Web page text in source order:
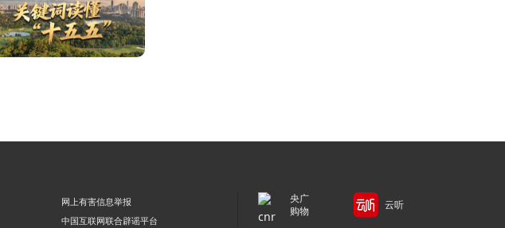
网上有害信息举报
中国互联网联合辟谣平台
央广
购物
云听